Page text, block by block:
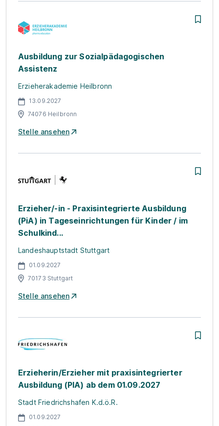
Ausbildung zur Sozialpädagogischen
Assistenz
Erzieherakademie Heilbronn
13.09.2027
74076 Heilbronn
Stelle ansehen
Erzieher/-in - Praxisintegrierte Ausbildung
(PiA) in Tageseinrichtungen für Kinder / im
Schulkind...
Landeshauptstadt Stuttgart
01.09.2027
70173 Stuttgart
Stelle ansehen
Erzieherin/Erzieher mit praxisintegrierter
Ausbildung (PIA) ab dem 01.09.2027
Stadt Friedrichshafen K.d.ö.R.
01.09.2027